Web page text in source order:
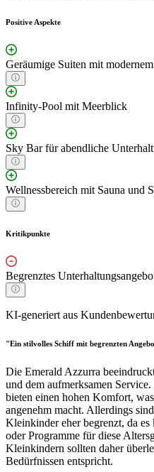
Positive Aspekte
Geräumige Suiten mit
Infinity-Pool mit Meerblick
Sky Bar für abendliche
Wellnessbereich mit Sauna und
Kritikpunkte
Begrenztes
KI-generiert aus
"Ein stilvolles Schiff mit begrenzten
Die Emerald Azzurra
und dem aufmerksamen
bieten einen hohen Komfort,
angenehm macht. Allerdings
Kleinkinder eher begrenzt, da
oder Programme für diese
Kleinkindern sollten daher
Bedürfnissen entspricht.